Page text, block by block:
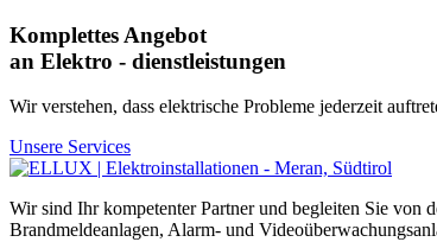
Komplettes Angebot
an Elektro - dienstleistungen
Wir verstehen, dass elektrische Probleme jederzeit
Unsere Services
Wir sind Ihr kompetenter Partner und begleiten Sie von
Brandmeldeanlagen, Alarm- und